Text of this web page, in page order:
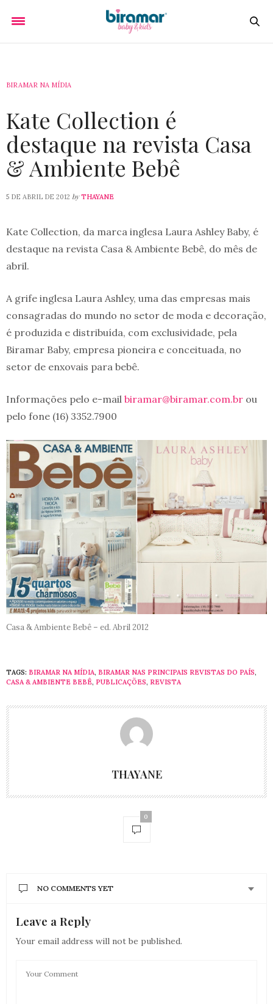
BIRAMAR NA MÍDIA
Kate Collection é
destaque na revista Casa
& Ambiente Bebê
5 DE ABRIL DE 2012 by THAYANE
Kate Collection, da marca inglesa Laura Ashley Baby, é
destaque na revista Casa & Ambiente Bebê, do mês de
abril.
A grife inglesa Laura Ashley, uma das empresas mais
consagradas do mundo no setor de moda e decoração,
é produzida e distribuída, com exclusividade, pela
Biramar Baby, empresa pioneira e conceituada, no
setor de enxovais para bebê.
Informações pelo e-mail biramar@biramar.com.br ou
pelo fone (16) 3352.7900
Casa & Ambiente Bebê – ed. Abril 2012
TAGS: BIRAMAR NA MÍDIA, BIRAMAR NAS PRINCIPAIS REVISTAS DO PAÍS,
CASA & AMBIENTE BEBÊ, PUBLICAÇÕES, REVISTA
THAYANE
0
NO COMMENTS YET
Leave a Reply
Your email address will not be published.